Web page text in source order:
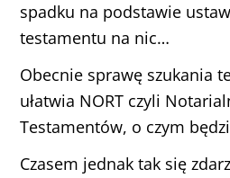
spadku na podstawie
testamentu na nic…
Obecnie sprawę szukania
ułatwia NORT czyli
Testamentów, o czym
Czasem jednak tak się